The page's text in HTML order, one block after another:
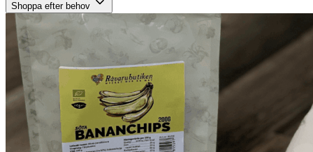
Shoppa efter behov